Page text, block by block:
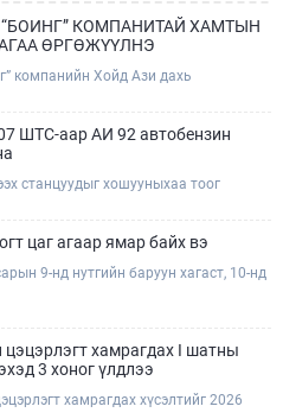
КОМПАНИТАЙ ХАМТЫН
ӨРГӨЖҮҮЛНЭ
компанийн Хойд Ази дахь
төлөөлөгчдийг Зам,
Б.Дэлгэрсайхан хүлээн авч уулзав.
ШТС-аар АИ 92 автобензин
станцуудыг хошууныхаа тоог
цаг агаар ямар байх вэ
9-нд нутгийн баруун хагаст, 10-нд
цэцэрлэгт хамрагдах I шатны
3 хоног үлдлээ
хамрагдах хүсэлтийг 2026